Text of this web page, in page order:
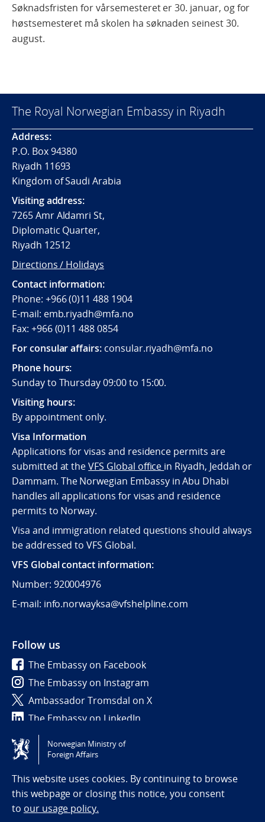
Søknadsfristen for vårsemesteret er 30. januar, og for
høstsemesteret må skolen ha søknaden seinest 30.
august.
The Royal Norwegian Embassy in Riyadh
Address:
P.O. Box 94380
Riyadh 11693
Kingdom of Saudi Arabia
Visiting address:
7265 Amr Aldamri St,
Diplomatic Quarter,
Riyadh 12512
Directions / Holidays
Contact information:
Phone: +966 (0)11 488 1904
E-mail: emb.riyadh@mfa.no
Fax: +966 (0)11 488 0854
For consular affairs: consular.riyadh@mfa.no
Phone hours:
Sunday to Thursday 09:00 to 15:00.
Visiting hours:
By appointment only.
Visa Information
Applications for visas and residence permits are
submitted at theVFS Global office in Riyadh, Jeddah or
Dammam. The Norwegian Embassy in Abu Dhabi
handles all applications for visas and residence
permits to Norway.
Visa and immigration related questions should always
be addressed to VFS Global.
VFS Global contact information:
Number: 920004976
E-mail: info.norwayksa@vfshelpline.com
Follow us
The Embassy on Facebook
The Embassy on Instagram
Ambassador Tromsdal on X
The Embassy on LinkedIn
Tilgjengelighetserklæring / Accessibility statement
(NO)
Norwegian Ministry of
Foreign Affairs
This website uses cookies. By continuing to browse
this webpage or closing this notice, you consent
to our usage policy.